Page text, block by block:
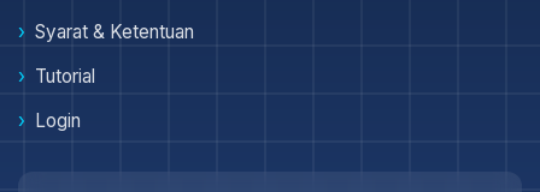
Syarat & Ketentuan
Tutorial
Login